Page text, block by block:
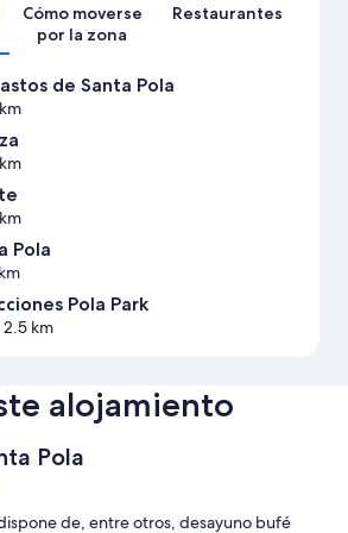
Cómo moverse
por la zona
Restaurantes
de Santa Pola
Pola
Pola Park
km
alojamiento
Pola
de, entre otros, desayuno bufé